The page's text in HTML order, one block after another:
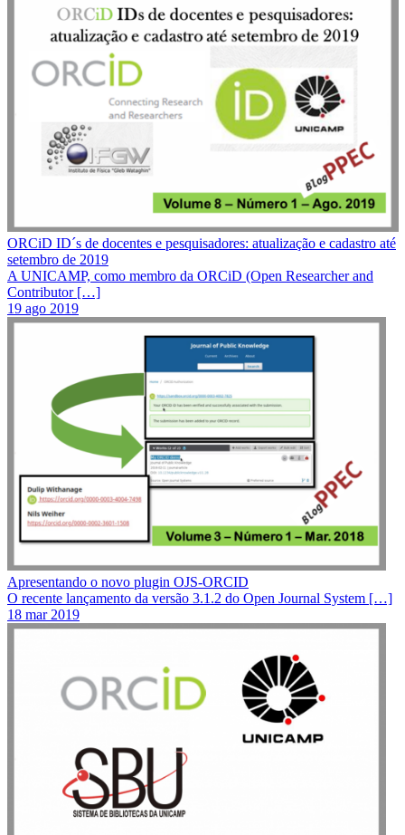
ORCiD ID´s de docentes e pesquisadores: atualização e cadastro até
setembro de 2019
A UNICAMP, como membro da ORCiD (Open Researcher and
Contributor […]
19 ago 2019
Apresentando o novo plugin OJS-ORCID
O recente lançamento da versão 3.1.2 do Open Journal System […]
18 mar 2019